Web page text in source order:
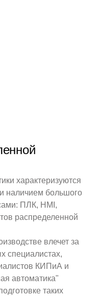
характеризуются
наличием большого
ПЛК, HMI,
распределенной
влечет за
специалистах,
КИПиА и
автоматика"
таких